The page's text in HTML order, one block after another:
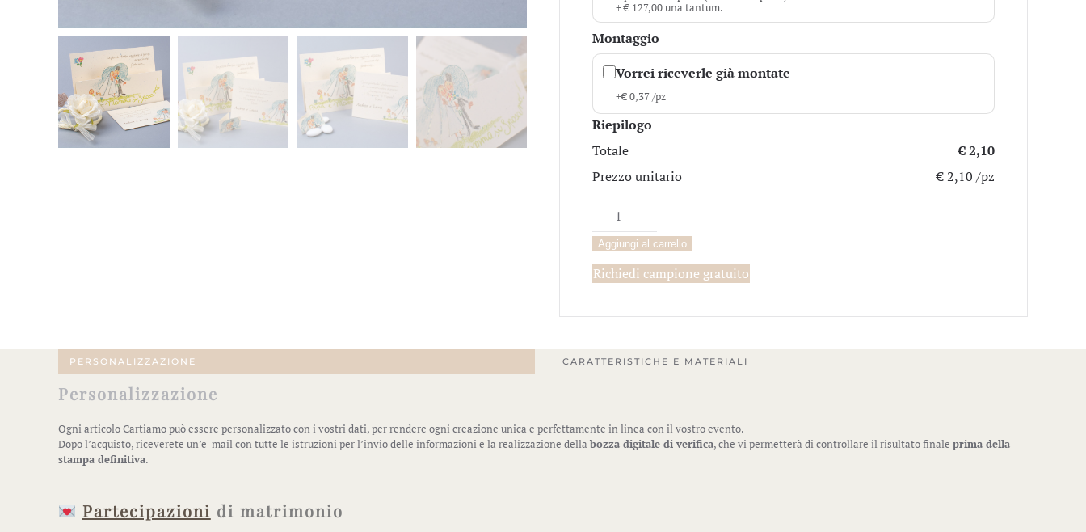
+ € 127,00 una tantum.
Montaggio
Vorrei riceverle già montate
+€0,37 /pz
Riepilogo
Totale
€ 2,10
Prezzo unitario
€ 2,10 /pz
Cerbiatto
quantità
Aggiungi al carrello
Richiedi campione gratuito
PERSONALIZZAZIONE CARATTERISTICHE E MATERIALI
Personalizzazione
Ogni articolo Cartiamo può essere personalizzato con i vostri dati, per rendere ogni creazione unica e perfettamente in linea con il vostro evento.
Dopo l’acquisto, riceverete un’e-mail con tutte le istruzioni per l’invio delle informazioni e la realizzazione della bozza digitale di verifica, che vi permetterà di controllare il risultato finale prima della
stampa definitiva.
Partecipazioni di matrimonio